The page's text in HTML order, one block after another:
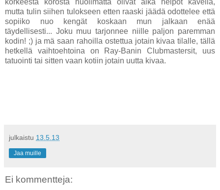
korkeesta korosta huolimatta olivat aika helpot kävellä,
mutta tulin siihen tulokseen etten raaski jäädä odottelee että
sopiiko nuo kengät koskaan mun jalkaan enää
täydellisesti... Joku muu tarjonnee niille paljon paremman
kodin! ;) ja mä saan rahoilla ostettua jotain kivaa tilalle, tällä
hetkellä vaihtoehtoina on Ray-Banin Clubmastersit, uus
tatuointi tai sitten vaan kotiin jotain uutta kivaa.
julkaistu 13.5.13
Jaa muille
Ei kommentteja: